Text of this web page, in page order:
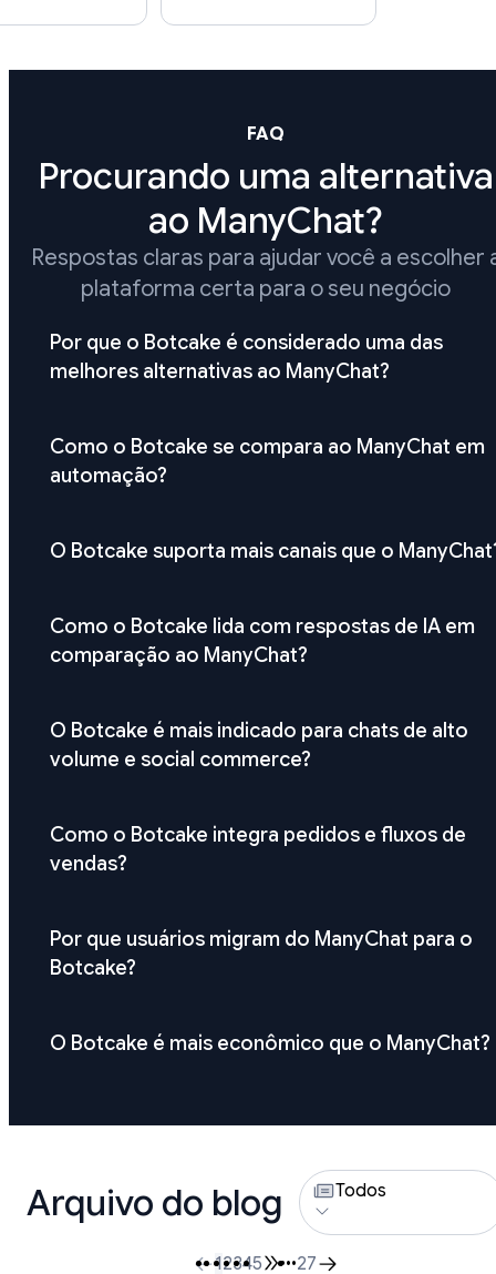
FAQ
Procurando uma alternativa
ao ManyChat?
Respostas claras para ajudar você a escolher
plataforma certa para o seu negócio
Por que o Botcake é considerado uma das
melhores alternativas ao ManyChat?
Como o Botcake se compara ao ManyChat em
automação?
O Botcake suporta mais canais que o
Como o Botcake lida com respostas de IA em
comparação ao ManyChat?
O Botcake é mais indicado para chats de alto
volume e social commerce?
Como o Botcake integra pedidos e fluxos de
vendas?
Por que usuários migram do ManyChat para o
Botcake?
O Botcake é mais econômico que o ManyChat?
Arquivo do blog Todos
12345 •••27